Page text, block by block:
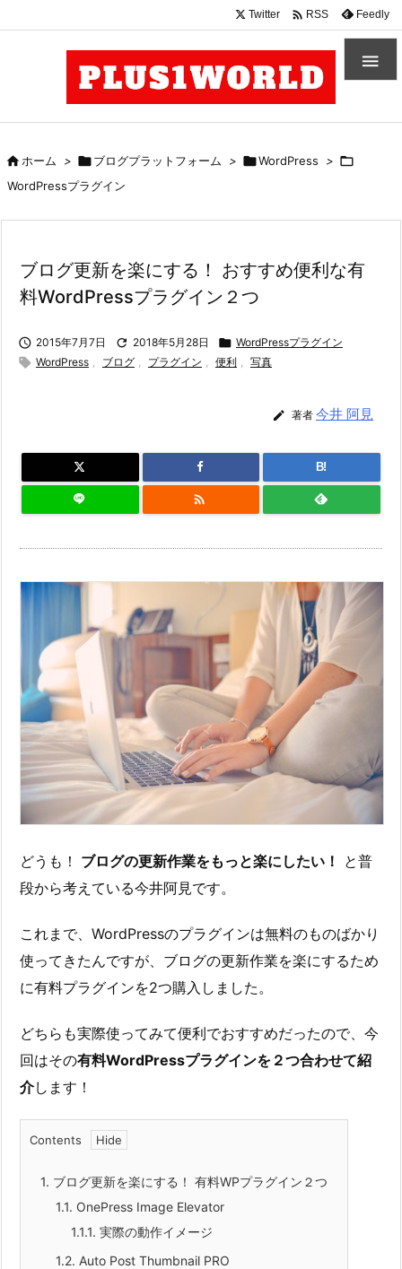

Twitter  RSS Feedly
ホーム > ブログプラットフォーム > WordPress > 
WordPressプラグイン
ブログ更新を楽にする！ おすすめ便利な有
料WordPressプラグイン２つ
 2015年7月7日  2018年5月28日  WordPressプラグイン
 WordPress , ブログ , プラグイン , 便利 , 写真
 著者 今井 阿見
B!

どうも！ ブログの更新作業をもっと楽にしたい！
と普
段から考えている今井阿見です。
これまで、WordPressのプラグインは無料のものばかり
使ってきたんですが、ブログの更新作業を楽にするため
に有料プラグインを2つ購入しました。
どちらも実際使ってみて便利でおすすめだったので、今
回はその有料WordPressプラグインを２つ合わせて紹
介します！
Contents
1. ブログ更新を楽にする！ 有料WPプラグイン２つ
1.1. OnePress Image Elevator
1.1.1. 実際の動作イメージ
1.2. Auto Post Thumbnail PRO